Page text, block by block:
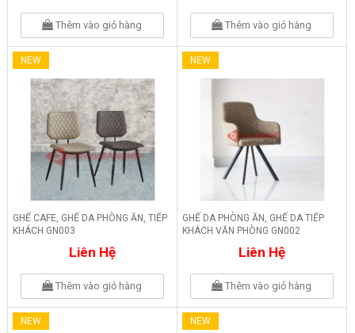
Thêm vào giỏ hàng Thêm vào giỏ hàng
NEW
GHẾ CAFE, GHẾ DA PHÒNG ĂN, TIẾP
KHÁCH GN003
Liên Hệ
Thêm vào giỏ hàng
NEW
GHẾ DA PHÒNG ĂN, GHẾ DA TIẾP
KHÁCH VĂN PHÒNG GN002
Liên Hệ
Thêm vào giỏ hàng
NEW NEW